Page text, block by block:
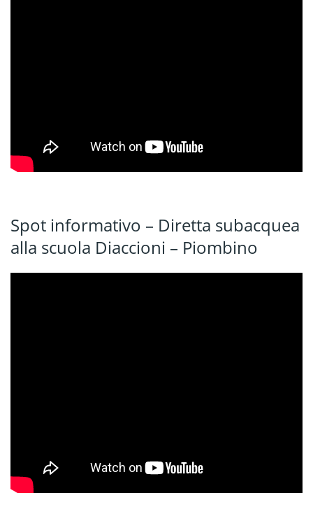
Spot informativo – Diretta subacquea
alla scuola Diaccioni – Piombino